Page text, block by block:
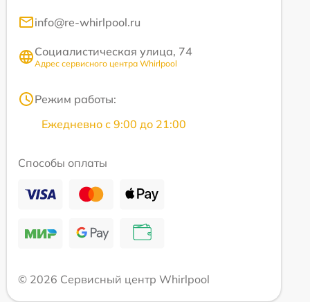
info@re-whirlpool.ru
Социалистическая улица, 74
Адрес сервисного центра Whirlpool
Режим работы:
Ежедневно с 9:00 до 21:00
Способы оплаты
© 2026 Сервисный центр Whirlpool